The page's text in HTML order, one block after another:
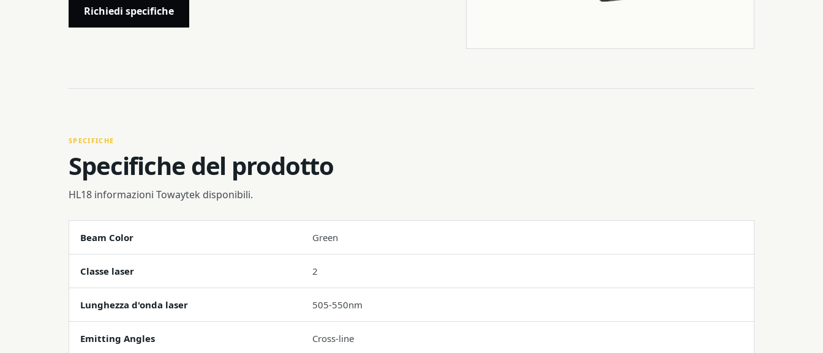
Richiedi specifiche
SPECIFICHE
Specifiche del prodotto
HL18 informazioni Towaytek disponibili.
Beam Color Green
Classe laser 2
Lunghezza d'onda laser 505-550nm
Emitting Angles Cross-line